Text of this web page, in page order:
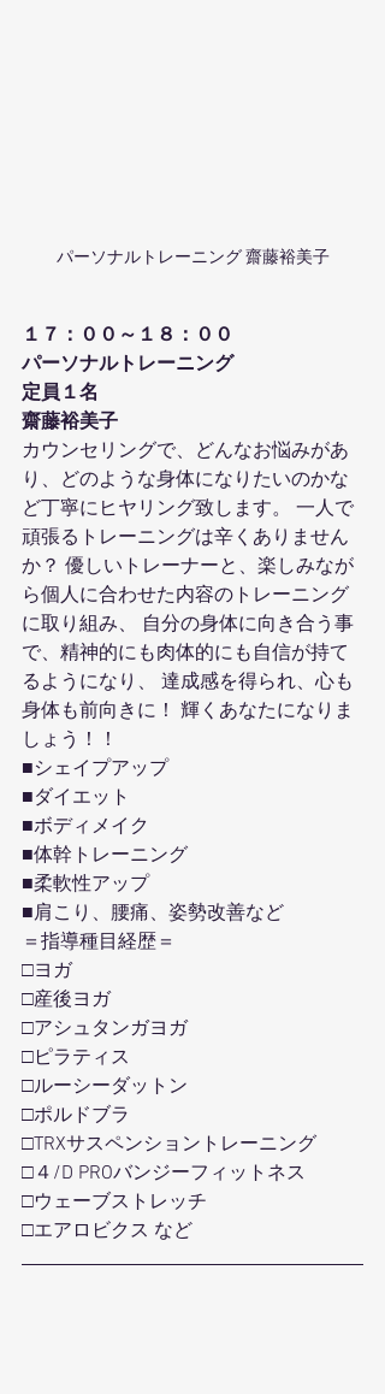
パーソナルトレーニング 齋藤裕美子
１７：００～１８：００
パーソナルトレーニング
定員１名
齋藤裕美子
カウンセリングで、どんなお悩みがあ
り、どのような身体になりたいのかな
ど丁寧にヒヤリング致します。 一人で
頑張るトレーニングは辛くありません
か？ 優しいトレーナーと、楽しみなが
ら個人に合わせた内容のトレーニング
に取り組み、 自分の身体に向き合う事
で、精神的にも肉体的にも自信が持て
るようになり、 達成感を得られ、心も
身体も前向きに！ 輝くあなたになりま
しょう！！
■シェイプアップ
■ダイエット
■ボディメイク
■体幹トレーニング
■柔軟性アップ
■肩こり、腰痛、姿勢改善など
＝指導種目経歴＝
□ヨガ
□産後ヨガ
□アシュタンガヨガ
□ピラティス
□ルーシーダットン
□ポルドブラ
□TRXサスペンショントレーニング
□４/D PROバンジーフィットネス
□ウェーブストレッチ
□エアロビクス など